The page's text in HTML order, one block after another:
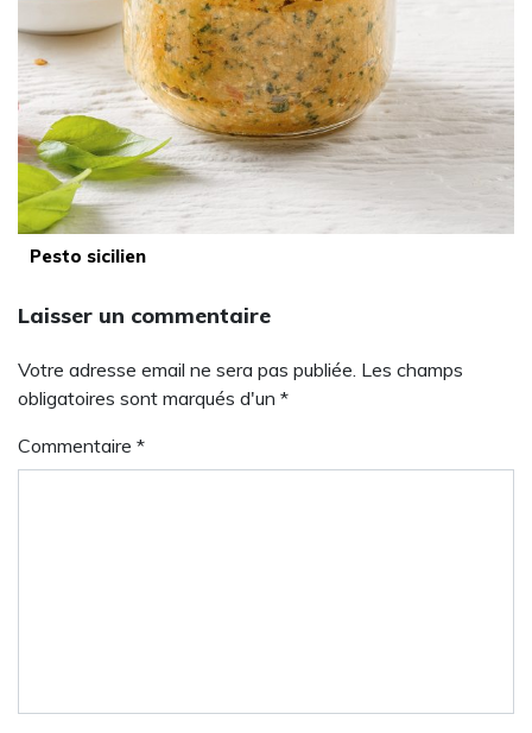
Pesto sicilien
Laisser un commentaire
Votre adresse email ne sera pas publiée. Les champs
obligatoires sont marqués d'un *
Commentaire *